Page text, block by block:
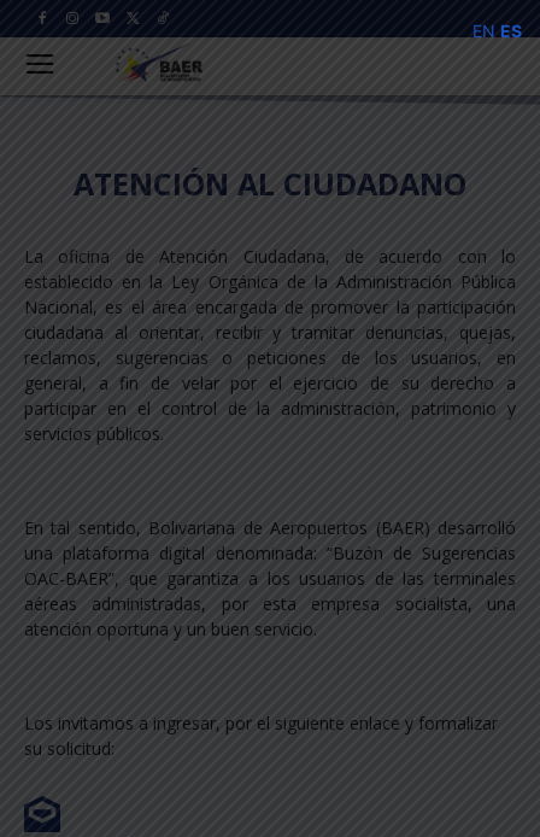
ATENCIÓN AL CIUDADANO
La oficina de Atención Ciudadana, de acuerdo con lo
establecido en la Ley Orgánica de la Administración Pública
Nacional, es el área encargada de promover la participación
ciudadana al orientar, recibir y tramitar denuncias, quejas,
reclamos, sugerencias o peticiones de los usuarios, en
general, a fin de velar por el ejercicio de su derecho a
participar en el control de la administración, patrimonio y
servicios públicos.
En tal sentido, Bolivariana de Aeropuertos (BAER) desarrolló
una plataforma digital denominada: “Buzón de Sugerencias
OAC-BAER”, que garantiza a los usuarios de las terminales
aéreas administradas, por esta empresa socialista, una
atención oportuna y un buen servicio.
Los invitamos a ingresar, por el siguiente enlace y formalizar
su solicitud:
EN ES